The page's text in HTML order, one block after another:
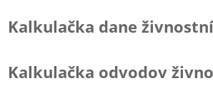
Kalkulačka dane
Kalkulačka odvodov